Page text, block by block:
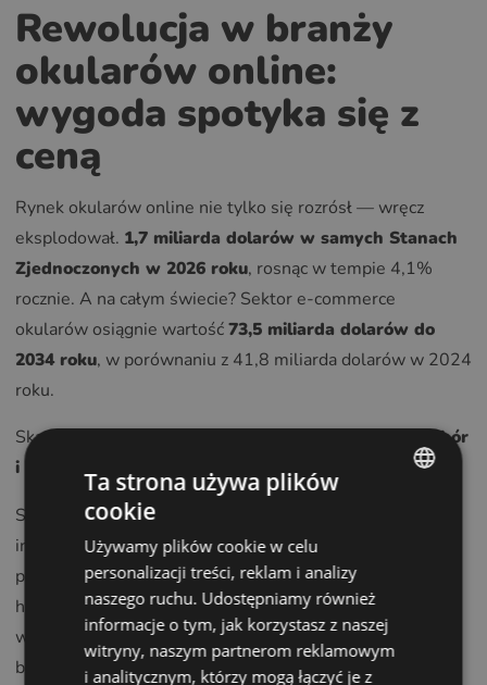
Rewolucja w branży
okularów online:
wygoda spotyka się z
ceną
Rynek okularów online nie tylko się rozrósł — wręcz
eksplodował. 1,7 miliarda dolarów w samych Stanach
Zjednoczonych w 2026 roku, rosnąc w tempie 4,1%
rocznie. A na całym świecie? Sektor e-commerce
okularów osiągnie wartość73,5 miliarda dolarów do
2034 roku, w porównaniu z 41,8 miliarda dolarów w 2024
roku.
Skąd ten gwałtowny wzrost? Trzy słowa:
wygoda, wybór
i cena
Sprzedawcy internetowi działają w oparciu o zasadniczo
inne zasady ekonomiczne niż sklepy stacjonarne. Nie
ponoszą kosztów wynajmu najlepszych lokalizacji
handlowych. Mają minimalne koszty osobowe. Magazyny
w tanich lokalizacjach. Oszczędności te przekładają się
bezpośrednio na Państwa portfel — oprawki online są
CZECH
GERMAN
SPANISH
Ta strona używa plików
cookie
Używamy plików cookie w celu
personalizacji treści, reklam i analizy
naszego ruchu. Udostępniamy również
informacje o tym, jak korzystasz z naszej
witryny, naszym partnerom reklamowym
i analitycznym, którzy mogą łączyć je z